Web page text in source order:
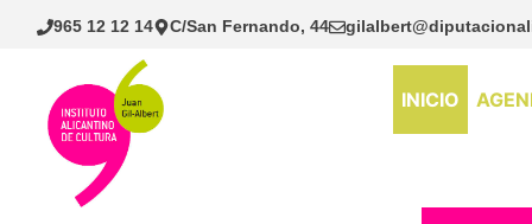
Saltar
965 12 12 14 C/San Fernando, 44
INICIO